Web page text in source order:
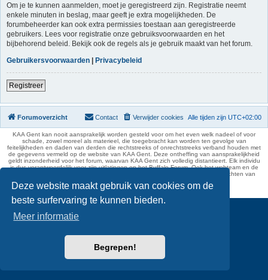
Deze website maakt gebruik van cookies om de
beste surfervaring te kunnen bieden.
Meer informatie
Begrepen!
Om je te kunnen aanmelden, moet je geregistreerd zijn. Registratie neemt
enkele minuten in beslag, maar geeft je extra mogelijkheden. De
forumbeheerder kan ook extra permissies toestaan aan geregistreerde
gebruikers. Lees voor registratie onze gebruiksvoorwaarden en het
bijbehorend beleid. Bekijk ook de regels als je gebruik maakt van het forum.
Gebruikersvoorwaarden | Privacybeleid
Registreer
Forumoverzicht Alle tijden zijn UTC+02:00
Verwijder cookies
Contact
KAA Gent kan nooit aansprakelijk worden gesteld voor om het even welk nadeel of voor
schade, zowel moreel als materieel, die toegebracht kan worden ten gevolge van
feitelijkheden en daden van derden die rechtstreeks of onrechtstreeks verband houden met
de gegevens vermeld op de website van KAA Gent. Deze ontheffing van aansprakelijkheid
geldt inzonderheid voor het forum, waarvan KAA Gent zich volledig distantieert. Elk individu
is dus verantwoordelijk voor zijn uitlatingen op het Buffalo Forum. Ook het webteam en de
moderators kunnen niet aansprakelijk gesteld worden voor de inhoud van berichten van
phpBB Two Factor Authentication ©paul999